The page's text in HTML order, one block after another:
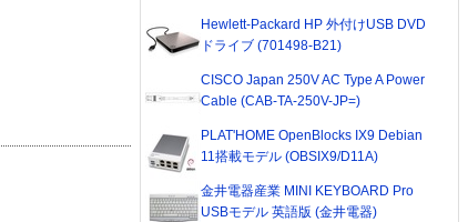
Hewlett-Packard HP 外付けUSB DVD
ドライブ (701498-B21)
CISCO Japan 250V AC Type A Power
Cable (CAB-TA-250V-JP=)
PLAT'HOME OpenBlocks IX9 Debian
11搭載モデル (OBSIX9/D11A)
金井電器産業 MINI KEYBOARD Pro
USBモデル 英語版 (金井電器)